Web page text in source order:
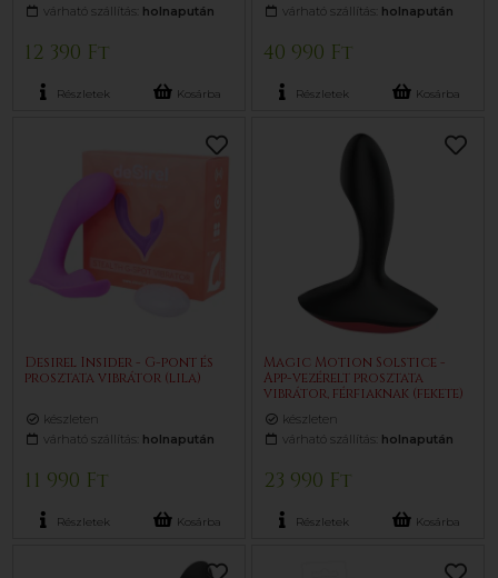
várható szállítás: holnapután
12 390 Ft
Részletek Kosárba
várható szállítás: holnapután
40 990 Ft
Részletek Kosárba
Desirel Insider - G-pont és
prosztata vibrátor (lila)
készleten
várható szállítás: holnapután
11 990 Ft
Részletek Kosárba
Magic Motion Solstice -
App-vezérelt prosztata
vibrátor, férfiaknak (fekete)
készleten
várható szállítás: holnapután
23 990 Ft
Részletek Kosárba